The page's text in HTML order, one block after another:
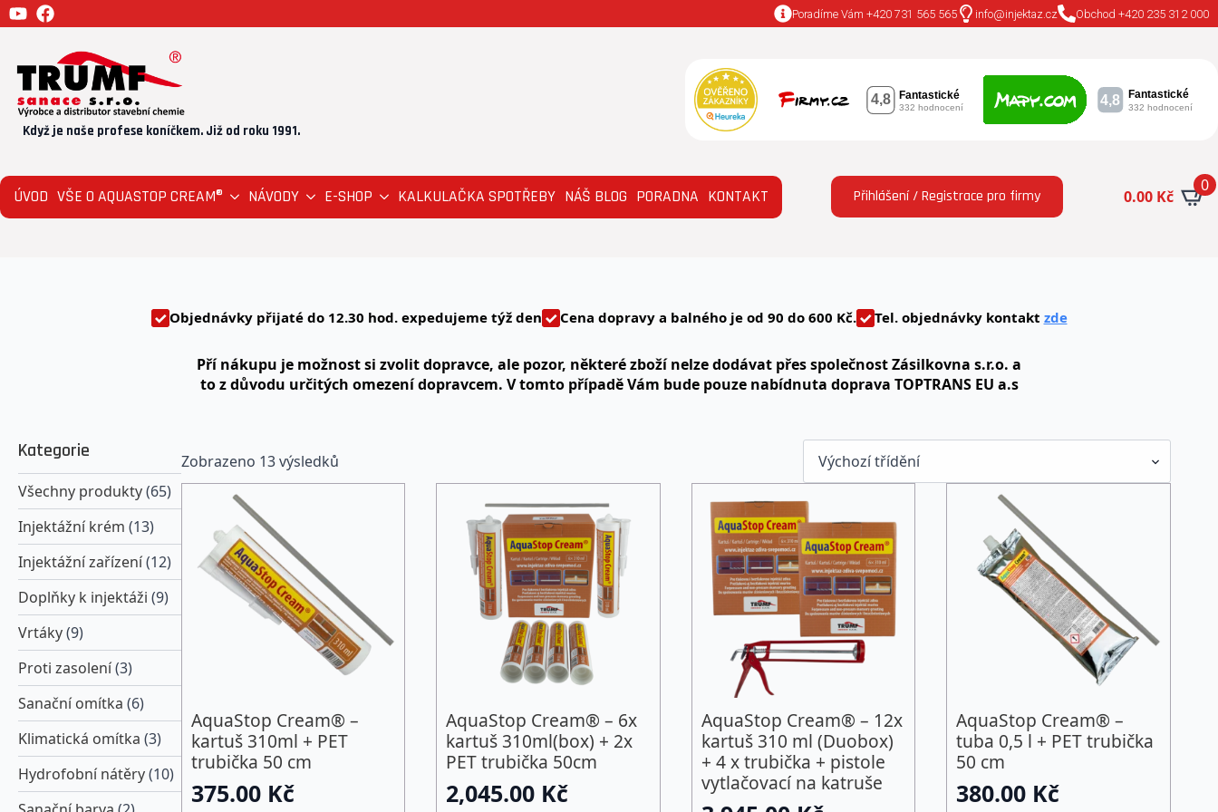
Poradíme Vám +420 731 565 565 info@injektaz.cz Obchod +420 235 312 000
Když je naše profese koníčkem. Již od roku 1991.
ÚVOD VŠE O AQUASTOP CREAM® NÁVODY E-SHOP KALKULAČKA SPOTŘEBY NÁŠ BLOG PORADNA KONTAKT Přihlášení / Registrace pro firmy 0.00 Kč
0
Objednávky přijaté do 12.30 hod. expedujeme týž den Cena dopravy a balného je od 90 do 600 Kč. Tel. objednávky kontakt zde
Pří nákupu je možnost si zvolit dopravce, ale pozor, některé zboží nelze dodávat přes společnost Zásilkovna s.r.o. a
to z důvodu určitých omezení dopravcem. V tomto případě Vám bude pouze nabídnuta doprava TOPTRANS EU a.s
Kategorie
Všechny produkty(65)
Injektážní krém (13)
Injektážní zařízení(12)
Doplňky k injektáži (9)
Vrtáky(9)
Proti zasolení(3)
Sanační omítka (6)
Klimatická omítka (3)
Hydrofobní nátěry(10)
Zobrazeno 13 výsledků
AquaStop Cream® –
kartuš 310ml + PET
trubička 50 cm
375.00 Kč
AquaStop Cream® – 6x
kartuš 310ml(box) + 2x
PET trubička 50cm
2,045.00 Kč
AquaStop Cream® – 12x
kartuš 310 ml (Duobox)
+ 4 x trubička + pistole
vytlačovací na katruše
AquaStop Cream® –
tuba 0,5 l + PET trubička
50 cm
380.00 Kč